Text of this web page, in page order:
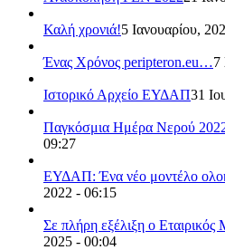
Καλή χρονιά!5 Ιανουαρίου,
Ένας Χρόνος peripteron.eu…7
Ιστορικό Αρχείο ΕΥΔΑΠ31
Παγκόσμια Ημέρα Νερού
09:27
ΕΥΔΑΠ: Ένα νέο μοντέλο
2022 - 06:15
Σε πλήρη εξέλιξη ο Εταιρικός
2025 - 00:04